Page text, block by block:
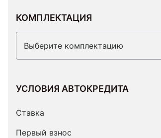
КОМПЛЕКТАЦИЯ
Выберите комплектацию
УСЛОВИЯ АВТОКРЕДИТА
Ставка
Первый взнос